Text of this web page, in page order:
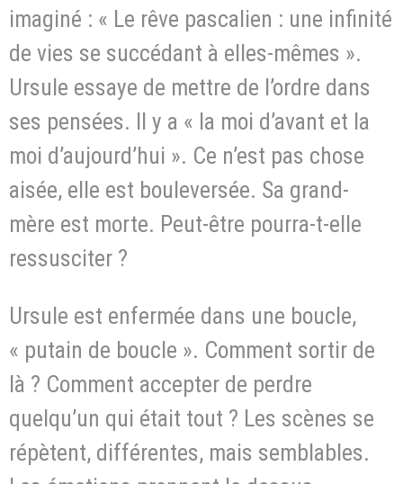
imaginé : « Le rêve pascalien : une infinité
de vies se succédant à elles-mêmes ».
Ursule essaye de mettre de l’ordre dans
ses pensées. Il y a « la moi d’avant et la
moi d’aujourd’hui ». Ce n’est pas chose
aisée, elle est bouleversée. Sa grand-
mère est morte. Peut-être pourra-t-elle
ressusciter ?
Ursule est enfermée dans une boucle,
« putain de boucle ». Comment sortir de
là ? Comment accepter de perdre
quelqu’un qui était tout ? Les scènes se
répètent, différentes, mais semblables.